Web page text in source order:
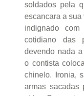
soldados pela
escancara a
indignado
cotidiano das
devendo nada
o contista
chinelo. Ironia,
armas sacadas